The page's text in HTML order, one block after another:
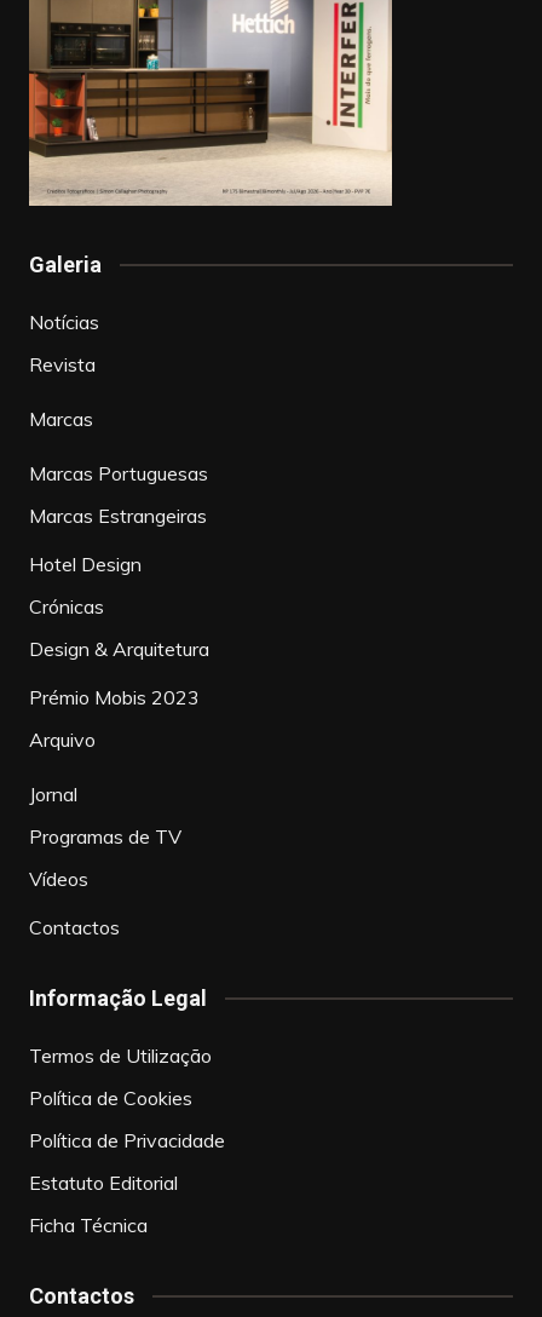
Galeria
Notícias
Revista
Marcas
Marcas Portuguesas
Marcas Estrangeiras
Hotel Design
Crónicas
Design & Arquitetura
Prémio Mobis 2023
Arquivo
Jornal
Programas de TV
Vídeos
Contactos
Informação Legal
Termos de Utilização
Política de Cookies
Política de Privacidade
Estatuto Editorial
Ficha Técnica
Contactos